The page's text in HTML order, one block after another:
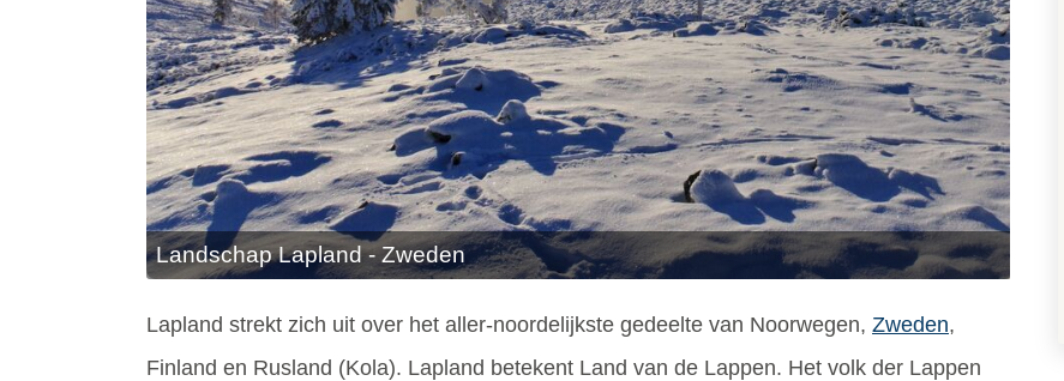
Landschap Lapland - Zweden
Lapland strekt zich uit over het aller-noordelijkste gedeelte van Noorwegen, Zweden,
Finland en Rusland (Kola). Lapland betekent Land van de Lappen. Het volk der Lappen